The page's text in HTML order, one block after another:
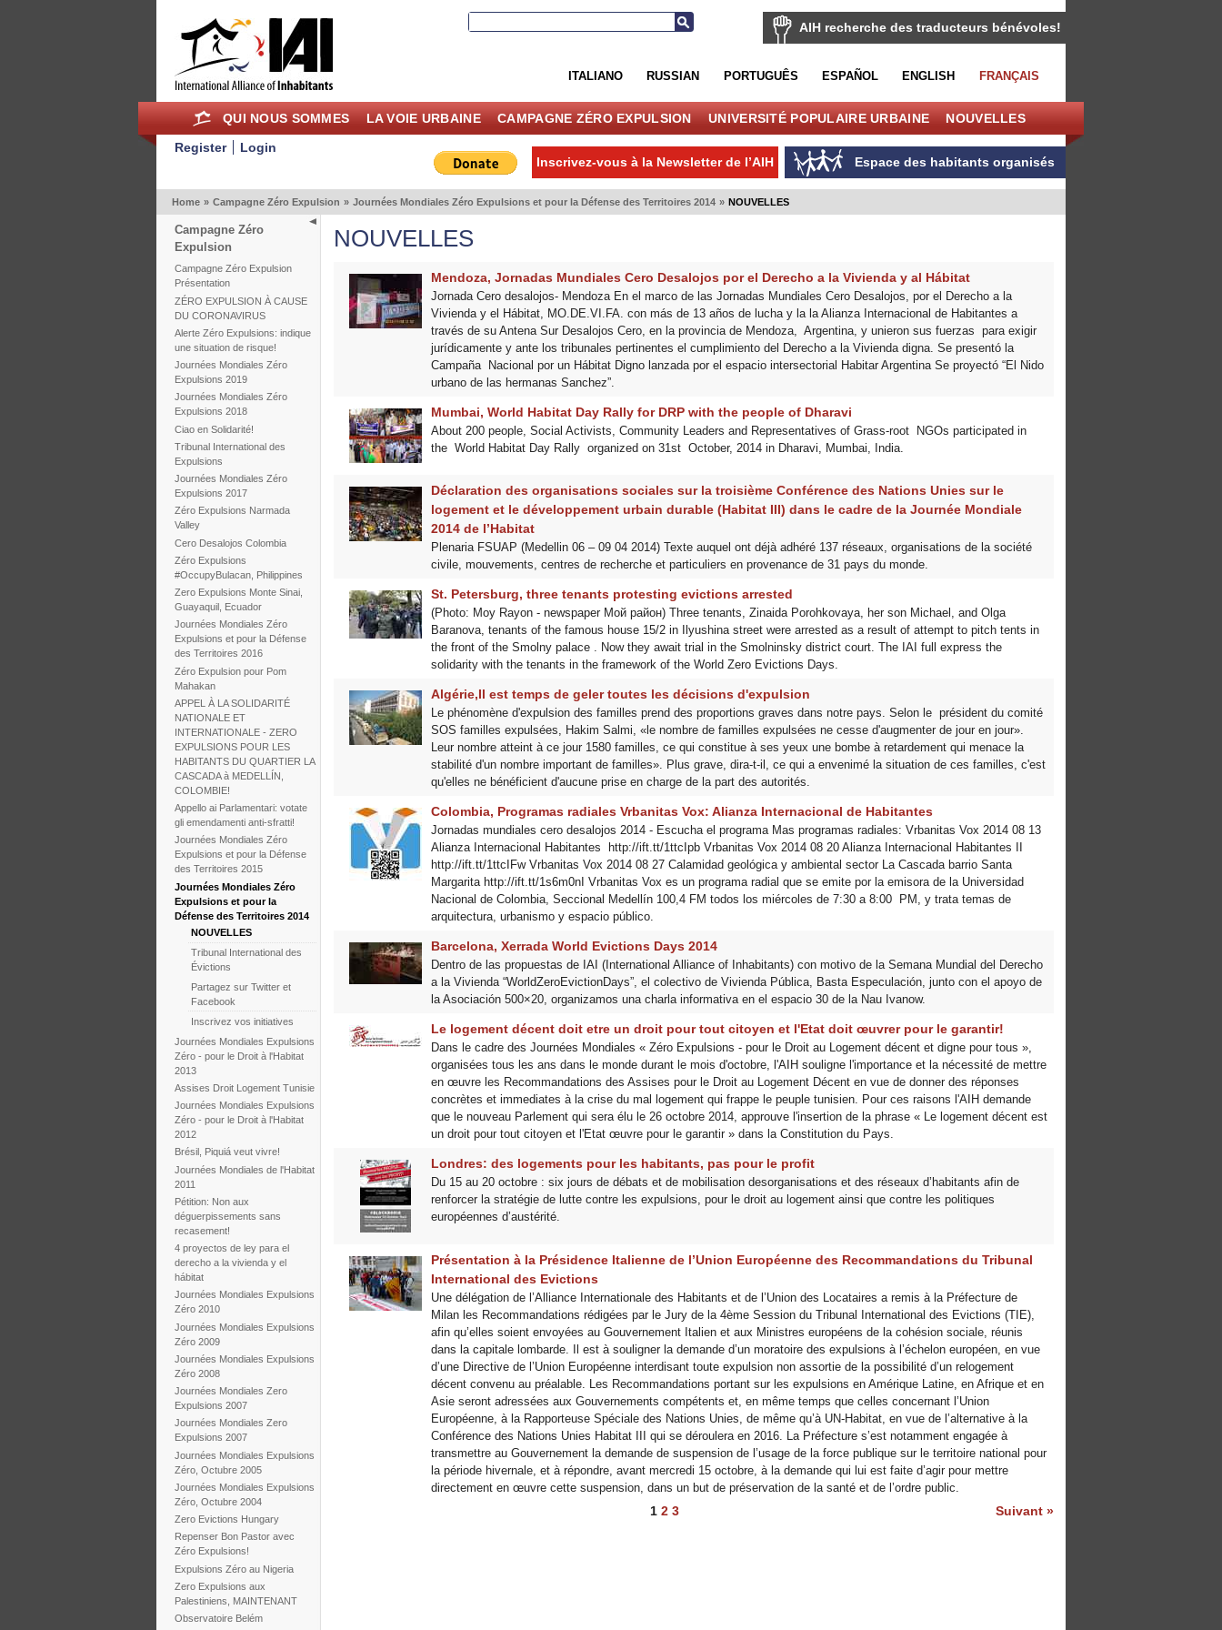
AIH recherche des traducteurs bénévoles!
ITALIANO RUSSIAN PORTUGUÊS ESPAÑOL ENGLISH FRANÇAIS
QUI NOUS SOMMES LA VOIE URBAINE CAMPAGNE ZÉRO EXPULSION UNIVERSITÉ POPULAIRE URBAINE NOUVELLES
Register
Login
Espace des habitants organisés
Inscrivez-vous à la Newsletter de l’AIH
Home » Campagne Zéro Expulsion » Journées Mondiales Zéro Expulsions et pour la Défense des Territoires 2014 » NOUVELLES
Campagne Zéro
Expulsion
Campagne Zéro Expulsion
Présentation
ZÉRO EXPULSION À CAUSE
DU CORONAVIRUS
Alerte Zéro Expulsions: indique
une situation de risque!
Journées Mondiales Zéro
Expulsions 2019
Journées Mondiales Zéro
Expulsions 2018
Ciao en Solidarité!
Tribunal International des
Expulsions
Journées Mondiales Zéro
Expulsions 2017
Zéro Expulsions Narmada
Valley
Cero Desalojos Colombia
Zéro Expulsions
#OccupyBulacan, Philippines
Zero Expulsions Monte Sinai,
Guayaquil, Ecuador
Journées Mondiales Zéro
Expulsions et pour la Défense
des Territoires 2016
Zéro Expulsion pour Pom
Mahakan
APPEL À LA SOLIDARITÉ
NATIONALE ET
INTERNATIONALE - ZERO
EXPULSIONS POUR LES
HABITANTS DU QUARTIER LA
CASCADA à MEDELLÍN,
COLOMBIE!
Appello ai Parlamentari: votate
gli emendamenti anti-sfratti!
Journées Mondiales Zéro
Expulsions et pour la Défense
des Territoires 2015
Journées Mondiales Zéro
Expulsions et pour la
Défense des Territoires 2014
NOUVELLES
Tribunal International des
Évictions
Partagez sur Twitter et
Facebook
Inscrivez vos initiatives
Journées Mondiales Expulsions
Zéro - pour le Droit à l'Habitat
2013
Assises Droit Logement Tunisie
Journées Mondiales Expulsions
Zéro - pour le Droit à l'Habitat
2012
Brésil, Piquiá veut vivre!
Journées Mondiales de l'Habitat
2011
Pétition: Non aux
déguerpissements sans
recasement!
4 proyectos de ley para el
derecho a la vivienda y el
hábitat
Journées Mondiales Expulsions
Zéro 2010
Journées Mondiales Expulsions
Zéro 2009
Journées Mondiales Expulsions
Zéro 2008
Journées Mondiales Zero
Expulsions 2007
Journées Mondiales Zero
Expulsions 2007
Journées Mondiales Expulsions
Zéro, Octubre 2005
Journées Mondiales Expulsions
Zéro, Octubre 2004
Zero Evictions Hungary
Repenser Bon Pastor avec
Zéro Expulsions!
Expulsions Zéro au Nigeria
Zero Expulsions aux
Palestiniens, MAINTENANT
Observatoire Belém
NOUVELLES
Mendoza, Jornadas Mundiales Cero Desalojos por el Derecho a la Vivienda y al Hábitat
Jornada Cero desalojos- Mendoza En el marco de las Jornadas Mundiales Cero Desalojos, por el Derecho a la
Vivienda y el Hábitat, MO.DE.VI.FA. con más de 13 años de lucha y la la Alianza Internacional de Habitantes a
través de su Antena Sur Desalojos Cero, en la provincia de Mendoza, Argentina, y unieron sus fuerzas para exigir
jurídicamente y ante los tribunales pertinentes el cumplimiento del Derecho a la Vivienda digna. Se presentó la
Campaña Nacional por un Hábitat Digno lanzada por el espacio intersectorial Habitar Argentina Se proyectó “El Nido
urbano de las hermanas Sanchez”.
Mumbai, World Habitat Day Rally for DRP with the people of Dharavi
About 200 people, Social Activists, Community Leaders and Representatives of Grass-root NGOs participated in
the World Habitat Day Rally organized on 31st October, 2014 in Dharavi, Mumbai, India.
Déclaration des organisations sociales sur la troisième Conférence des Nations Unies sur le
logement et le développement urbain durable (Habitat III) dans le cadre de la Journée Mondiale
2014 de l’Habitat
Plenaria FSUAP (Medellin 06 – 09 04 2014) Texte auquel ont déjà adhéré 137 réseaux, organisations de la société
civile, mouvements, centres de recherche et particuliers en provenance de 31 pays du monde.
St. Petersburg, three tenants protesting evictions arrested
(Photo: Moy Rayon - newspaper Мой район) Three tenants, Zinaida Porohkovaya, her son Michael, and Olga
Baranova, tenants of the famous house 15/2 in Ilyushina street were arrested as a result of attempt to pitch tents in
the front of the Smolny palace . Now they await trial in the Smolninsky district court. The IAI full express the
solidarity with the tenants in the framework of the World Zero Evictions Days.
Algérie,Il est temps de geler toutes les décisions d'expulsion
Le phénomène d'expulsion des familles prend des proportions graves dans notre pays. Selon le président du comité
SOS familles expulsées, Hakim Salmi, «le nombre de familles expulsées ne cesse d'augmenter de jour en jour».
Leur nombre atteint à ce jour 1580 familles, ce qui constitue à ses yeux une bombe à retardement qui menace la
stabilité d'un nombre important de familles». Plus grave, dira-t-il, ce qui a envenimé la situation de ces familles, c'est
qu'elles ne bénéficient d'aucune prise en charge de la part des autorités.
Colombia, Programas radiales Vrbanitas Vox: Alianza Internacional de Habitantes
Jornadas mundiales cero desalojos 2014 - Escucha el programa Mas programas radiales: Vrbanitas Vox 2014 08 13
Alianza Internacional Habitantes http://ift.tt/1ttcIpb Vrbanitas Vox 2014 08 20 Alianza Internacional Habitantes II
http://ift.tt/1ttcIFw Vrbanitas Vox 2014 08 27 Calamidad geológica y ambiental sector La Cascada barrio Santa
Margarita http://ift.tt/1s6m0nI Vrbanitas Vox es un programa radial que se emite por la emisora de la Universidad
Nacional de Colombia, Seccional Medellín 100,4 FM todos los miércoles de 7:30 a 8:00 PM, y trata temas de
arquitectura, urbanismo y espacio público.
Barcelona, Xerrada World Evictions Days 2014
Dentro de las propuestas de IAI (International Alliance of Inhabitants) con motivo de la Semana Mundial del Derecho
a la Vivienda “WorldZeroEvictionDays”, el colectivo de Vivienda Pública, Basta Especulación, junto con el apoyo de
la Asociación 500×20, organizamos una charla informativa en el espacio 30 de la Nau Ivanow.
Le logement décent doit etre un droit pour tout citoyen et l'Etat doit œuvrer pour le garantir!
Dans le cadre des Journées Mondiales « Zéro Expulsions - pour le Droit au Logement décent et digne pour tous »,
organisées tous les ans dans le monde durant le mois d'octobre, l'AIH souligne l'importance et la nécessité de mettre
en œuvre les Recommandations des Assises pour le Droit au Logement Décent en vue de donner des réponses
concrètes et immediates à la crise du mal logement qui frappe le peuple tunisien. Pour ces raisons l'AIH demande
que le nouveau Parlement qui sera élu le 26 octobre 2014, approuve l'insertion de la phrase « Le logement décent est
un droit pour tout citoyen et l'Etat œuvre pour le garantir » dans la Constitution du Pays.
Londres: des logements pour les habitants, pas pour le profit
Du 15 au 20 octobre : six jours de débats et de mobilisation desorganisations et des réseaux d’habitants afin de
renforcer la stratégie de lutte contre les expulsions, pour le droit au logement ainsi que contre les politiques
européennes d’austérité.
Présentation à la Présidence Italienne de l’Union Européenne des Recommandations du Tribunal
International des Evictions
Une délégation de l’Alliance Internationale des Habitants et de l’Union des Locataires a remis à la Préfecture de
Milan les Recommandations rédigées par le Jury de la 4ème Session du Tribunal International des Evictions (TIE),
afin qu’elles soient envoyées au Gouvernement Italien et aux Ministres européens de la cohésion sociale, réunis
dans la capitale lombarde. Il est à souligner la demande d’un moratoire des expulsions à l’échelon européen, en vue
d’une Directive de l’Union Européenne interdisant toute expulsion non assortie de la possibilité d’un relogement
décent convenu au préalable. Les Recommandations portant sur les expulsions en Amérique Latine, en Afrique et en
Asie seront adressées aux Gouvernements compétents et, en même temps que celles concernant l’Union
Européenne, à la Rapporteuse Spéciale des Nations Unies, de même qu’à UN-Habitat, en vue de l’alternative à la
Conférence des Nations Unies Habitat III qui se déroulera en 2016. La Préfecture s’est notamment engagée à
transmettre au Gouvernement la demande de suspension de l’usage de la force publique sur le territoire national pour
la période hivernale, et à répondre, avant mercredi 15 octobre, à la demande qui lui est faite d’agir pour mettre
directement en œuvre cette suspension, dans un but de préservation de la santé et de l’ordre public.
Suivant »
1 2 3